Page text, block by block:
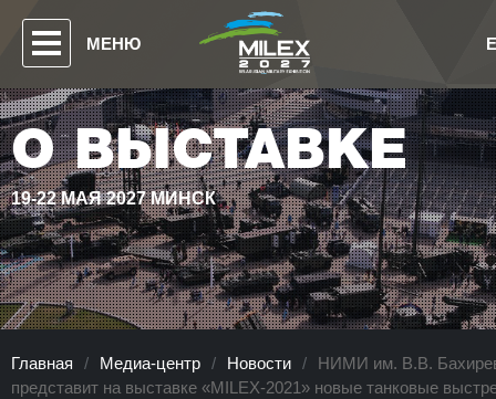
МЕНЮ
О ВЫСТАВКЕ
19-22 МАЯ 2027 МИНСК
Главная / Медиа-центр / Новости /
НИМИ им. В.В.
представит на выставке «MILEX-2021» новые танковые